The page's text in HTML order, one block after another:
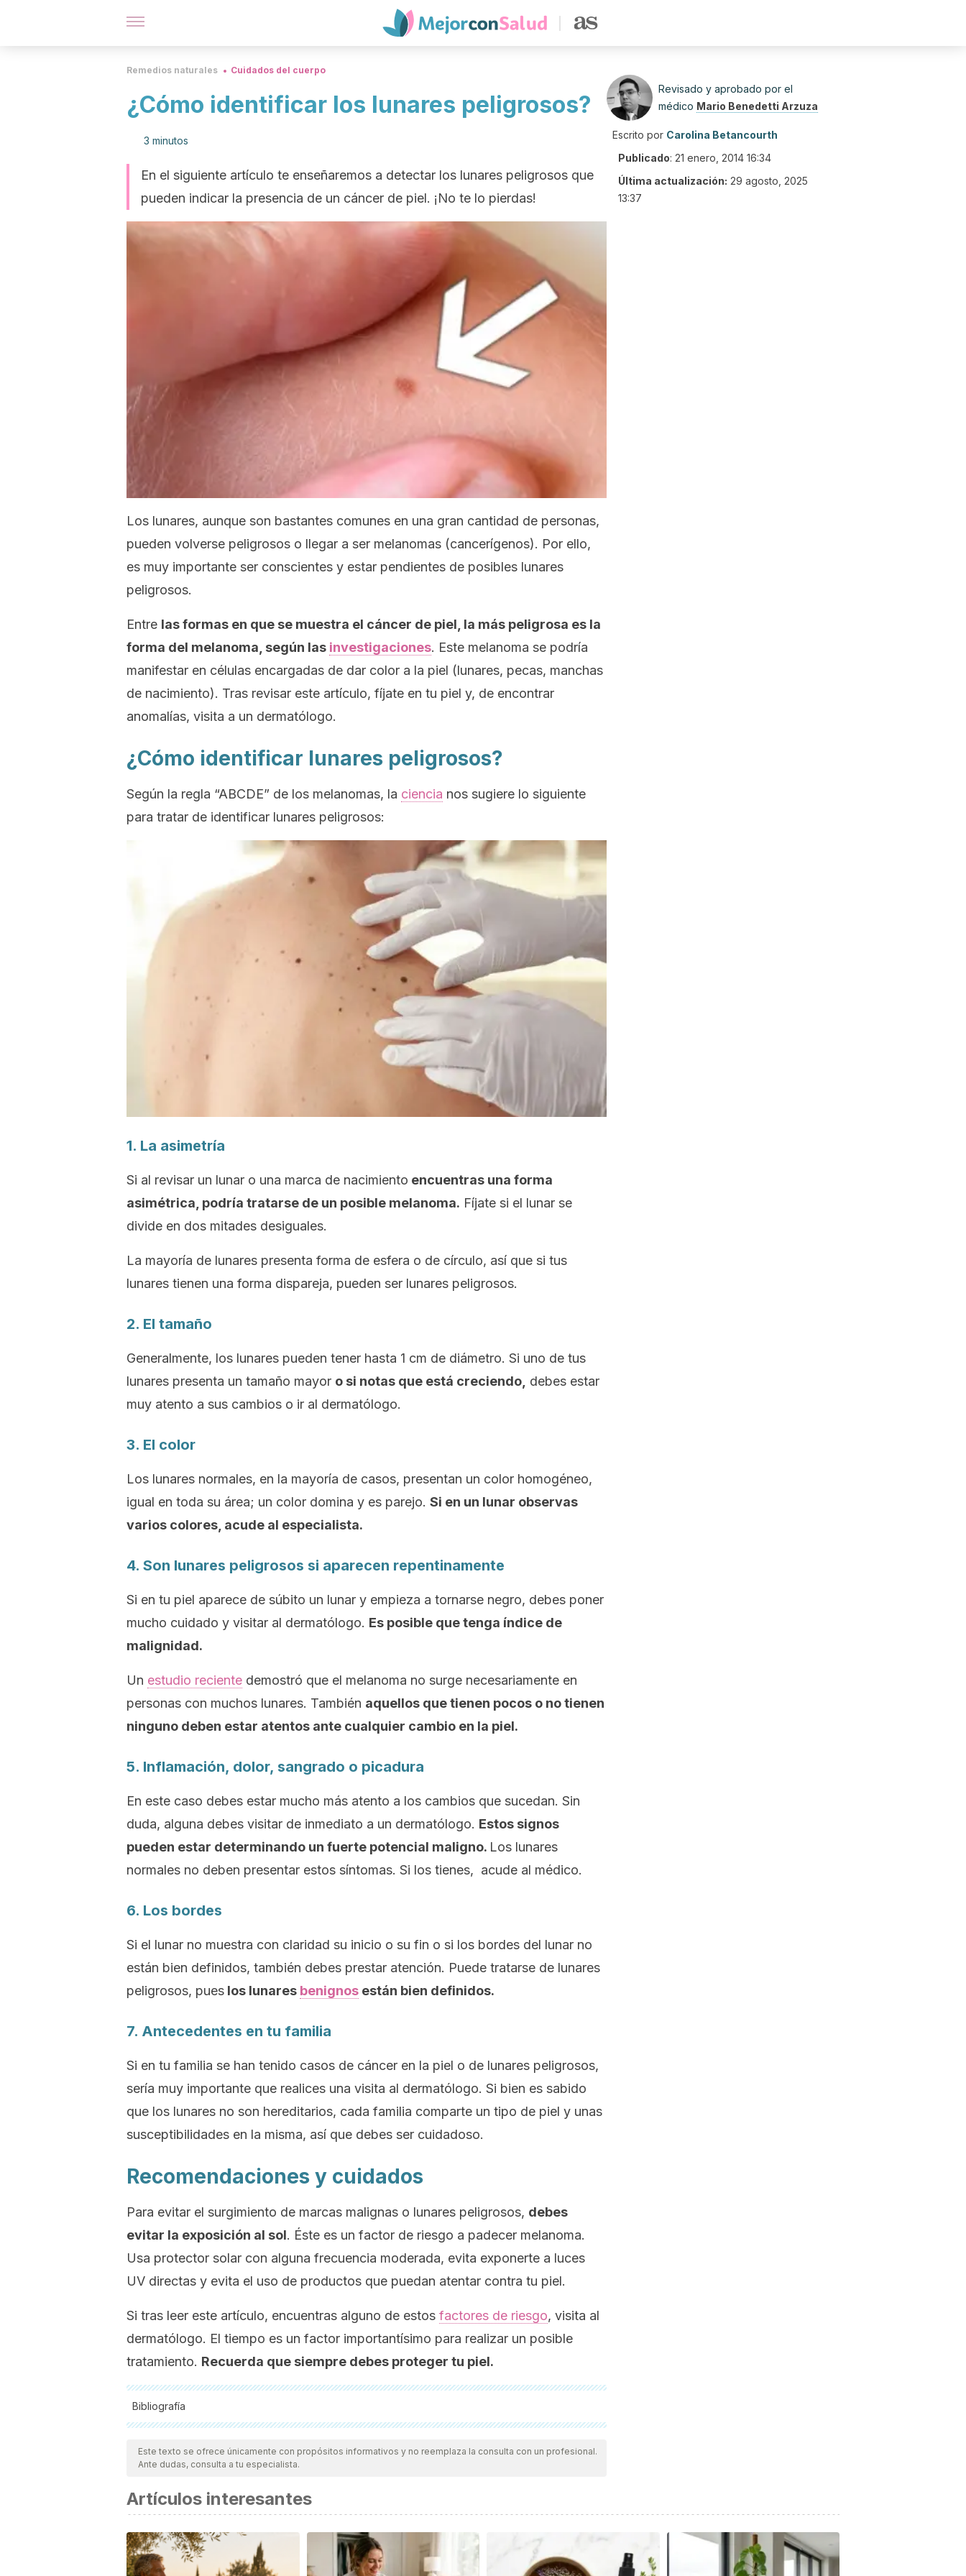
Remedios naturales Cuidados del cuerpo
¿Cómo identificar los lunares peligrosos?
3 minutos
En el siguiente artículo te enseñaremos a detectar los lunares peligrosos que
pueden indicar la presencia de un cáncer de piel. ¡No te lo pierdas!
Los lunares, aunque son bastantes comunes en una gran cantidad de personas,
pueden volverse peligrosos o llegar a ser melanomas (cancerígenos). Por ello,
es muy importante ser conscientes y estar pendientes de posibles lunares
peligrosos.
Entre las formas en que se muestra el cáncer de piel, la más peligrosa es la
forma del melanoma, según las investigaciones. Este melanoma se podría
manifestar en células encargadas de dar color a la piel (lunares, pecas, manchas
de nacimiento). Tras revisar este artículo, fíjate en tu piel y, de encontrar
anomalías, visita a un dermatólogo.
¿Cómo identificar lunares peligrosos?
Según la regla “ABCDE” de los melanomas, la ciencia nos sugiere lo siguiente
para tratar de identificar lunares peligrosos:
1. La asimetría
Si al revisar un lunar o una marca de nacimiento encuentras una forma
asimétrica, podría tratarse de un posible melanoma. Fíjate si el lunar se
divide en dos mitades desiguales.
La mayoría de lunares presenta forma de esfera o de círculo, así que si tus
lunares tienen una forma dispareja, pueden ser lunares peligrosos.
2. El tamaño
Generalmente, los lunares pueden tener hasta 1 cm de diámetro. Si uno de tus
lunares presenta un tamaño mayor o si notas que está creciendo, debes estar
muy atento a sus cambios o ir al dermatólogo.
3. El color
Los lunares normales, en la mayoría de casos, presentan un color homogéneo,
igual en toda su área; un color domina y es parejo. Si en un lunar observas
varios colores, acude al especialista.
4. Son lunares peligrosos si aparecen repentinamente
Si en tu piel aparece de súbito un lunar y empieza a tornarse negro, debes poner
mucho cuidado y visitar al dermatólogo. Es posible que tenga índice de
malignidad.
Un estudio reciente demostró que el melanoma no surge necesariamente en
personas con muchos lunares. También aquellos que tienen pocos o no tienen
ninguno deben estar atentos ante cualquier cambio en la piel.
5. Inflamación, dolor, sangrado o picadura
En este caso debes estar mucho más atento a los cambios que sucedan. Sin
duda, alguna debes visitar de inmediato a un dermatólogo. Estos signos
pueden estar determinando un fuerte potencial maligno. Los lunares
normales no deben presentar estos síntomas. Si los tienes, acude al médico.
6. Los bordes
Si el lunar no muestra con claridad su inicio o su fin o si los bordes del lunar no
están bien definidos, también debes prestar atención. Puede tratarse de lunares
peligrosos, pues los lunares benignos están bien definidos.
7. Antecedentes en tu familia
Si en tu familia se han tenido casos de cáncer en la piel o de lunares peligrosos,
sería muy importante que realices una visita al dermatólogo. Si bien es sabido
que los lunares no son hereditarios, cada familia comparte un tipo de piel y unas
susceptibilidades en la misma, así que debes ser cuidadoso.
Recomendaciones y cuidados
Para evitar el surgimiento de marcas malignas o lunares peligrosos, debes
evitar la exposición al sol. Éste es un factor de riesgo a padecer melanoma.
Usa protector solar con alguna frecuencia moderada, evita exponerte a luces
UV directas y evita el uso de productos que puedan atentar contra tu piel.
Si tras leer este artículo, encuentras alguno de estos factores de riesgo, visita al
dermatólogo. El tiempo es un factor importantísimo para realizar un posible
tratamiento. Recuerda que siempre debes proteger tu piel.
Bibliografía
Todas las fuentes citadas fueron revisadas a profundidad por nuestro equipo, para asegurar su
calidad, confiabilidad, vigencia y validez.La bibliografía de este artículo fue considerada
confiable y de precisión académica o científica.
Akbani, R., Akdemir, K. C., Aksoy, B. A., Albert, M., Ally, A., Amin, S. B., … Zou, L. (2015). Genomic
Balch, C. M., Gershenwald, J. E., Soong, S. J., Thompson, J. F., Atkins, M. B., Byrd, D. R., … Sondak,
V. K. (2009). Final version of 2009 AJCC melanoma staging and classification. Journal of Clinical
Oncology. https://doi.org/10.1200/JCO.2009.23.4799
Este texto se ofrece únicamente con propósitos informativos y no reemplaza la consulta con un profesional.
Ante dudas, consulta a tu especialista.
Revisado y aprobado por el
médico Mario Benedetti Arzuza
Escrito por Carolina Betancourth
Publicado: 21 enero, 2014 16:34
Última actualización: 29 agosto, 2025
13:37
Artículos interesantes